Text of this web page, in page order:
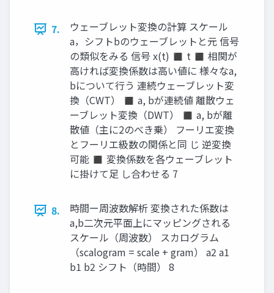
7.
ウェーブレット変換の計算 スケール
a，シフトbのウェーブレットと元 信号
の類似をみる 信号 x(t) ◼ t ◼ 相関が
高ければ変換係数は高い値に 様々なa,
bについて行う 連続ウェーブレット変
換（CWT） ◼ a, bが連続値 離散ウェ
ーブレット変換（DWT） ◼ a, bが離
散値（主に2のべき乗） フーリエ変換
とフーリエ級数の関係と同 じ 逆変換
可能 ◼ 変換係数を各ウェーブレット
に掛けて足 し合わせる 7
8.
時間ー周波数解析 変換された係数は
a,b二次元平面上にマッピングされる
スケール（周波数） スカログラム
（scalogram = scale + gram） a2 a1
b1 b2 シフト（時間） 8